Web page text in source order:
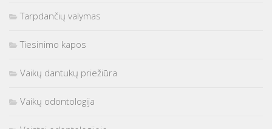
Tarpdančių valymas
Tiesinimo kapos
Vaikų dantukų priežiūra
Vaikų odontologija